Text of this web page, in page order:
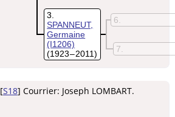
3
SPANNEUT,
Germaine
(I1206)
(1923 – 2011)
6
7
[S18] Courrier: Joseph LOMBART.